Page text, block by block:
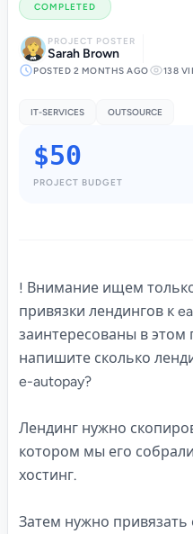
COMPLETED
PROJECT POSTER
Sarah Brown
POSTED 2 MONTHS AGO 138
IT-SERVICES OUTSOURCE
$50
PROJECT BUDGET
! Внимание ищем
привязки лендингов к
заинтересованы в этом
напишите сколько
e-autopay?
Лендинг нужно
котором мы его
хостинг.
Затем нужно привязать